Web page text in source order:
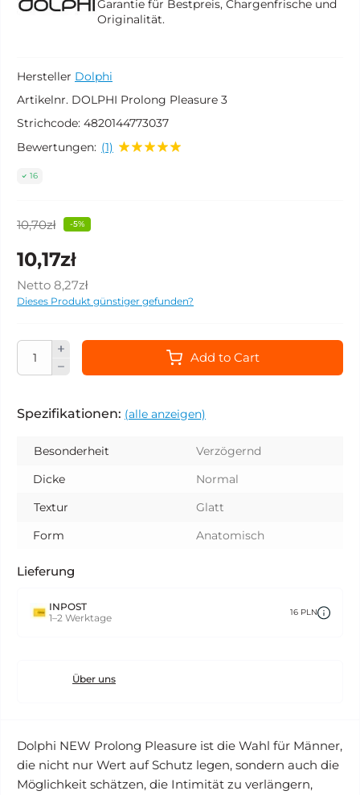
Garantie für Bestpreis, Chargenfrische und
Originalität.
Hersteller Dolphi
Artikelnr. DOLPHI Prolong Pleasure 3
Strichcode: 4820144773037
Bewertungen: (1)
16
10,70zł -5%
10,17zł
Netto 8,27zł
Dieses Produkt günstiger gefunden?
Add to Cart
Spezifikationen: (alle anzeigen)
Besonderheit
Verzögernd
Dicke
Normal
Textur
Glatt
Form
Anatomisch
Lieferung
INPOST
1–2 Werktage
16 PLN
Über uns
Dolphi NEW Prolong Pleasure ist die Wahl für Männer,
die nicht nur Wert auf Schutz legen, sondern auch die
Möglichkeit schätzen, die Intimität zu verlängern,